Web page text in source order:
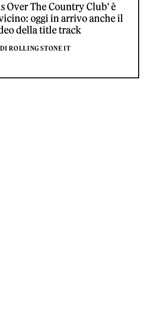
Over The Country Club' è
oggi in arrivo anche il
della title track
DI ROLLING STONE IT